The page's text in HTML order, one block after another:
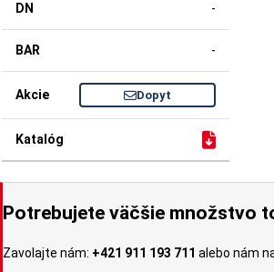
-
-
Dopyt
Potrebujete väčšie množstvo
Zavolajte nám: +421 911 193 711 alebo nám